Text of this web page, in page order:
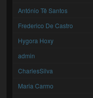
António Tê Santos
Frederico De Castro
Hygora Hoxy
admin
CharlesSilva
Maria Carmo